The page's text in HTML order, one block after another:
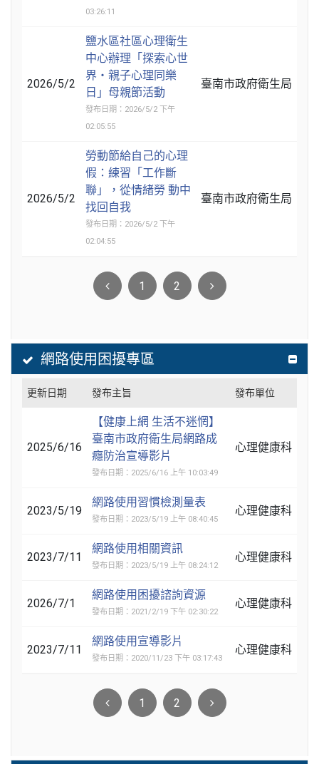
03:26:11
2026/5/2
鹽水區社區心理衛生
中心辦理「探索心世
界‧親子心理同樂
日」母親節活動
發布日期：2026/5/2 下午
02:05:55
臺南市政府衛生局
2026/5/2
勞動節給自己的心理
假：練習「工作斷
聯」，從情緒勞 動中
找回自我
發布日期：2026/5/2 下午
02:04:55
臺南市政府衛生局
1 2
網路使用困擾專區
更新日期 發布主旨 發布單位
2025/6/16
【健康上網 生活不迷惘】
臺南市政府衛生局網路成
癮防治宣導影片
發布日期：2025/6/16 上午 10:03:49
心理健康科
2023/5/19
網路使用習慣檢測量表
發布日期：2023/5/19 上午 08:40:45
心理健康科
2023/7/11
網路使用相關資訊
發布日期：2023/5/19 上午 08:24:12
心理健康科
2026/7/1
網路使用困擾諮詢資源
發布日期：2021/2/19 下午 02:30:22
心理健康科
2023/7/11
網路使用宣導影片
發布日期：2020/11/23 下午 03:17:43
心理健康科
1 2